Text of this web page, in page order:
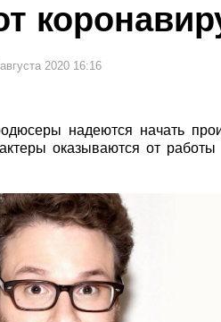
2020 16:16
надеются начать
оказываются от работы